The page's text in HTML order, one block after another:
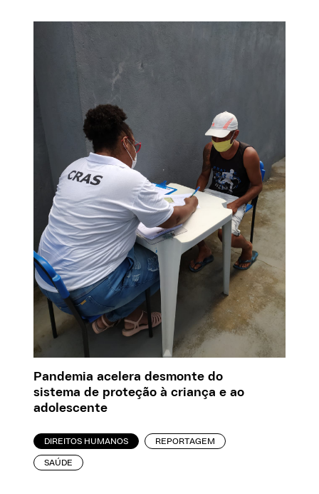
Pandemia acelera desmonte do
sistema de proteção à criança e ao
adolescente
DIREITOS HUMANOS REPORTAGEM
SAÚDE